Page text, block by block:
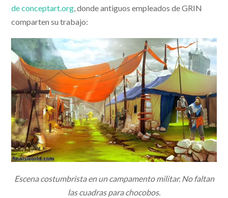
de conceptart.org, donde antiguos empleados de GRIN
comparten su trabajo:
Escena costumbrista en un campamento militar. No faltan
las cuadras para chocobos.